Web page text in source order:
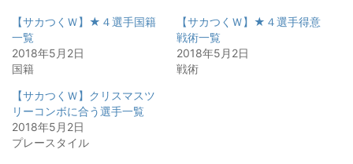
【サカつくＷ】★４選手国籍
一覧
2018年5月2日
国籍
【サカつくＷ】★４選手得意
戦術一覧
2018年5月2日
戦術
【サカつくＷ】クリスマスツ
リーコンボに合う選手一覧
2018年5月2日
プレースタイル